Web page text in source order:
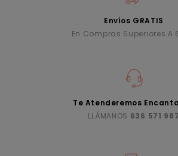
Envíos GRATIS
En Compras Superiores A
Te Atenderemos
LLÁMANOS 636 571 987